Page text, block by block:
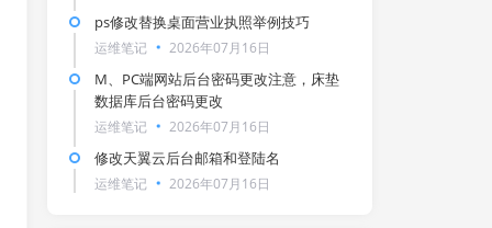
ps修改替换桌面营业执照举例技巧
运维笔记 2026年07月16日
M、PC端网站后台密码更改注意，床垫
数据库后台密码更改
运维笔记 2026年07月16日
修改天翼云后台邮箱和登陆名
运维笔记 2026年07月16日